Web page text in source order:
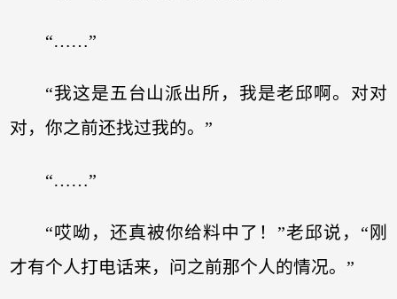
“……”
“我这是五台山派出所，我是老邱啊。对对
对，你之前还找过我的。”
“……”
“哎呦，还真被你给料中了！”老邱说，“刚
才有个人打电话来，问之前那个人的情况。”